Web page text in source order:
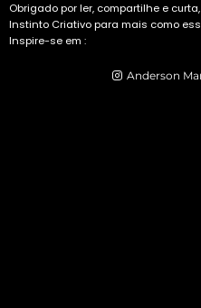
Obrigado por ler, compartilhe e
Instinto Criativo para mais como
Inspire-se em :
Anderson